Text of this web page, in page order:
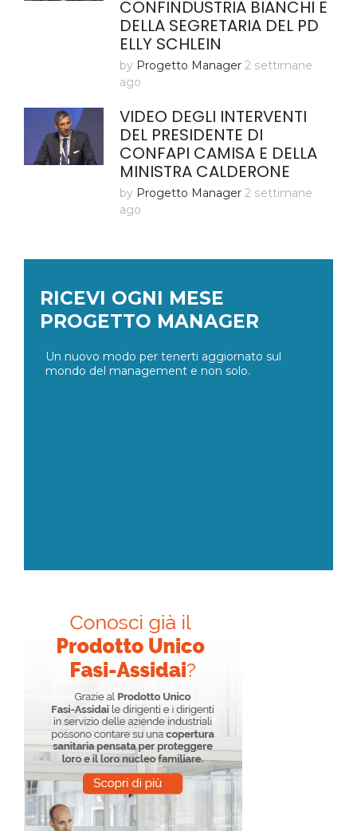
CONFINDUSTRIA BIANCHI E
DELLA SEGRETARIA DEL PD
ELLY SCHLEIN
by Progetto Manager 2 settimane
ago
VIDEO DEGLI INTERVENTI
DEL PRESIDENTE DI
CONFAPI CAMISA E DELLA
MINISTRA CALDERONE
by Progetto Manager 2 settimane
ago
RICEVI OGNI MESE
PROGETTO MANAGER
Un nuovo modo per tenerti aggiornato sul
mondo del management e non solo.